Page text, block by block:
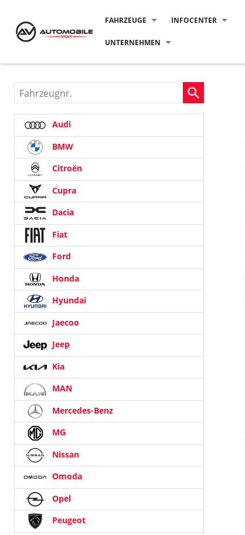
FAHRZEUGE INFOCENTER
UNTERNEHMEN
Fahrzeugnr.
Audi
BMW
Citroën
Cupra
Dacia
Fiat
Ford
Honda
Hyundai
Jaecoo
Jeep
Kia
MAN
Mercedes-Benz
MG
Nissan
Omoda
Opel
Peugeot